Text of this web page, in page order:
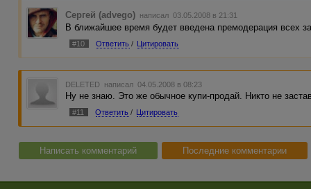
Сергей (advego) написал 03.05.2008 в 21:31
В ближайшее время будет введена премодерация всех
#10 Ответить / Цитировать
DELETED написал 04.05.2008 в 08:23
Ну не знаю. Это же обычное купи-продай. Никто не
#11 Ответить / Цитировать
Написать комментарий Последние комментарии